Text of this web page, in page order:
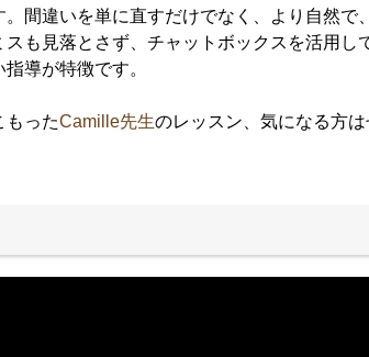
。間違いを単に直すだけでなく、より自然
スも見落とさず、チャットボックスを活用
導が特徴です。
もったCamille先生のレッスン、気になる方